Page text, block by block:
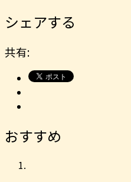
シェアする
共有:
おすすめ